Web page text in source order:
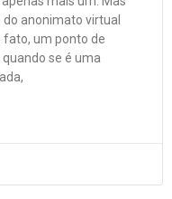
anonimato virtual
fato, um ponto de
se é uma